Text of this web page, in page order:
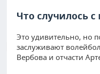
Что случилось
Это удивительно, но
заслуживают
Вербова и отчасти